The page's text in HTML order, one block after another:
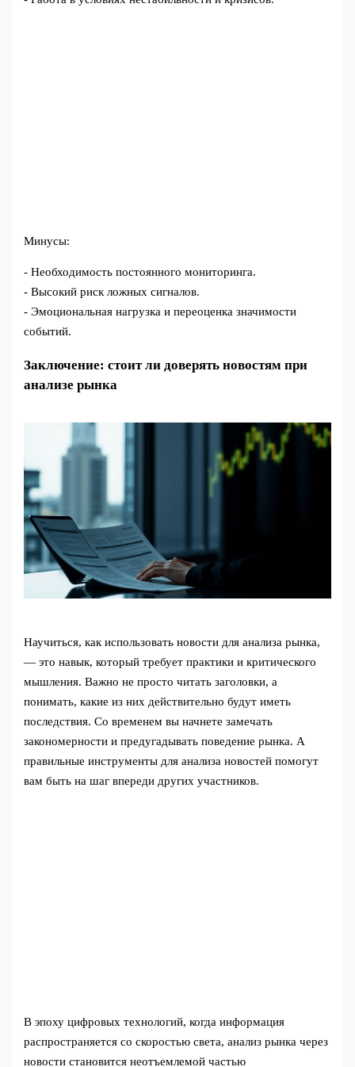
Минусы:
- Необходимость постоянного мониторинга.
- Высокий риск ложных сигналов.
- Эмоциональная нагрузка и переоценка значимости
событий.
Заключение: стоит ли доверять новостям при
анализе рынка
Научиться, как использовать новости для анализа рынка,
— это навык, который требует практики и критического
мышления. Важно не просто читать заголовки, а
понимать, какие из них действительно будут иметь
последствия. Со временем вы начнете замечать
закономерности и предугадывать поведение рынка. А
правильные инструменты для анализа новостей помогут
вам быть на шаг впереди других участников.
В эпоху цифровых технологий, когда информация
распространяется со скоростью света, анализ рынка через
новости становится неотъемлемой частью